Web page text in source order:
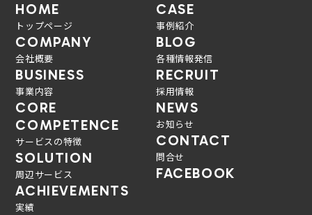
HOME
トップページ
COMPANY
会社概要
BUSINESS
事業内容
CORE
COMPETENCE
サービスの特徴
SOLUTION
周辺サービス
ACHIEVEMENTS
実績
CASE
事例紹介
BLOG
各種情報発信
RECRUIT
採用情報
NEWS
お知らせ
CONTACT
問合せ
FACEBOOK